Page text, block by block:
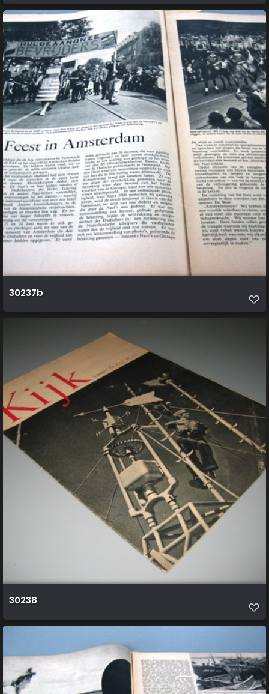
30237b
30238